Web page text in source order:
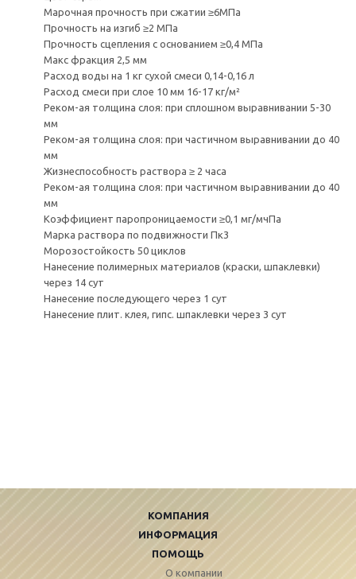
Марочная прочность при сжатии ≥6МПа
Прочность на изгиб ≥2 МПа
Прочность сцепления с основанием ≥0,4 МПа
Макс фракция 2,5 мм
Расход воды на 1 кг сухой смеси 0,14-0,16 л
Расход смеси при слое 10 мм 16-17 кг/м²
Реком-ая толщина слоя: при сплошном выравнивании 5-30
мм
Реком-ая толщина слоя: при частичном выравнивании до 40
мм
Жизнеспособность раствора ≥ 2 часа
Реком-ая толщина слоя: при частичном выравнивании до 40
мм
Коэффициент паропроницаемости ≥0,1 мг/мчПа
Марка раствора по подвижности Пк3
Морозостойкость 50 циклов
Нанесение полимерных материалов (краски, шпаклевки)
через 14 сут
Нанесение последующего через 1 сут
Нанесение плит. клея, гипс. шпаклевки через 3 сут
КОМПАНИЯ
ИНФОРМАЦИЯ
ПОМОЩЬ
О компании